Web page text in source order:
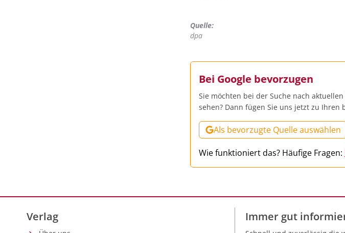
Quelle:
dpa
Bei Google bevorzugen
Sie möchten bei der Suche nach
sehen? Dann fügen Sie uns jetzt zu Ihren
Als bevorzugte Quelle auswählen
Wie funktioniert das? Häufige Fragen:
Verlag Immer gut